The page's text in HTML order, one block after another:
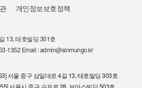
개인정보보호정책
13, 태호빌딩 301호
1352 Email : admin@sinmungo.kr
서울 중구 삼일대로 4길 13, 태호빌딩 303호